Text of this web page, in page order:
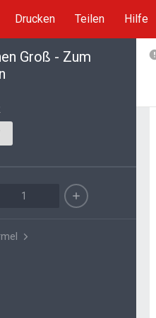
Drucken Teilen Hilfe
Groß - Zum